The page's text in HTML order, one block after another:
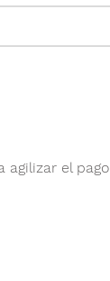
agilizar el pago